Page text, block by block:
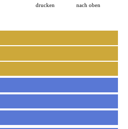
drucken nach oben